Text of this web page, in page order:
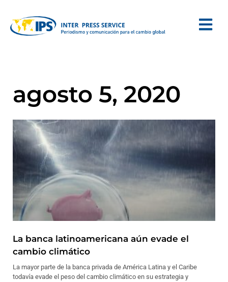
agosto 5, 2020
La banca latinoamericana aún evade el
cambio climático
La mayor parte de la banca privada de América Latina y el Caribe
todavía evade el peso del cambio climático en su estrategia y